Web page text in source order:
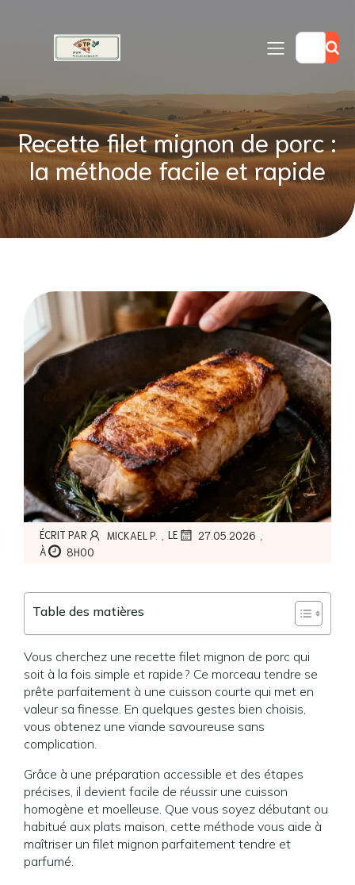
Recette filet mignon de porc :
la méthode facile et rapide
ÉCRIT PAR MICKAEL P. , LE 27.05.2026 ,
À 8H00
Table des matières
Vous cherchez une recette filet mignon de porc qui
soit à la fois simple et rapide ? Ce morceau tendre se
prête parfaitement à une cuisson courte qui met en
valeur sa finesse. En quelques gestes bien choisis,
vous obtenez une viande savoureuse sans
complication.
Grâce à une préparation accessible et des étapes
précises, il devient facile de réussir une cuisson
homogène et moelleuse. Que vous soyez débutant ou
habitué aux plats maison, cette méthode vous aide à
maîtriser un filet mignon parfaitement tendre et
parfumé.